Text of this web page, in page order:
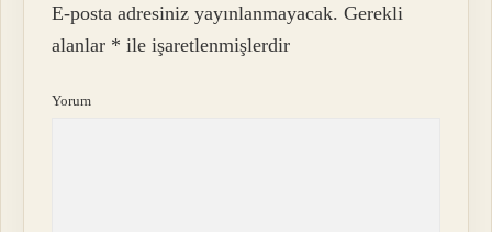
E-posta adresiniz yayınlanmayacak. Gerekli
alanlar * ile işaretlenmişlerdir
Yorum